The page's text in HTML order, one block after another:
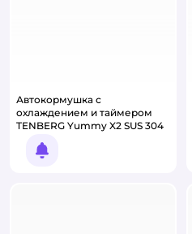
Автокормушка с
охлаждением и таймером
TENBERG Yummy X2 SUS 304
Уведомить о появлении